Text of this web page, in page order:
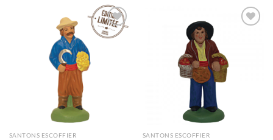
Ajouter
SANTONS ESCOFFIER SANTONS ESCOFFIER